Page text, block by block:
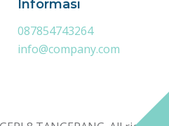
Informasi
087854743264
info@company.com